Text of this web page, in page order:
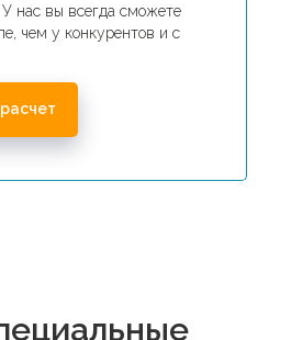
нас вы всегда сможете
чем у конкурентов и с